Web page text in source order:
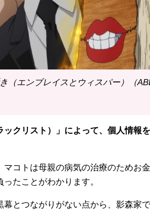
（エンブレイスとウィスパー）（
クリスト）」によって、個人情報
コトは母親の病気の治療のためお
たことがわかります。
とつながりがない点から、影森家